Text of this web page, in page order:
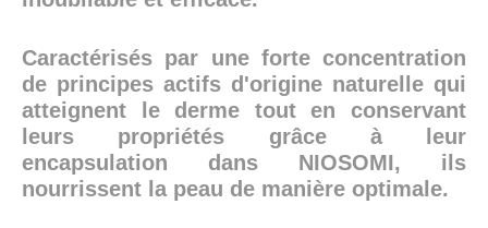
Caractérisés par une forte concentration
de principes actifs d'origine naturelle qui
atteignent le derme tout en conservant
leurs propriétés grâce à leur
encapsulation dans NIOSOMI, ils
nourrissent la peau de manière optimale.